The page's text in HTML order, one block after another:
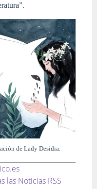
de Lady Desidia.
las Noticias RSS